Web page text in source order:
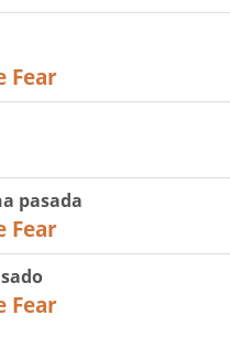
Fear
pasada
Fear
Fear